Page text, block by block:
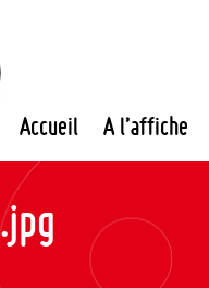
Accueil A l’affiche